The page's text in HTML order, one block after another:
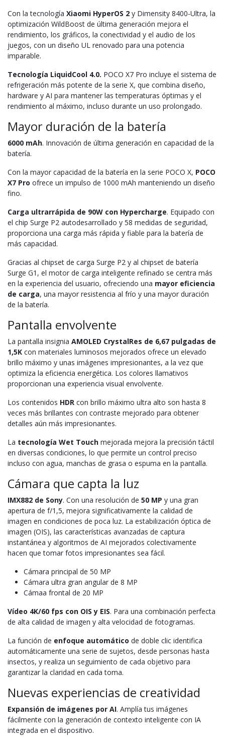
Con la tecnología Xiaomi HyperOS 2 y Dimensity 8400-Ultra, la
optimización WildBoost de última generación mejora el
rendimiento, los gráficos, la conectividad y el audio de los
juegos, con un diseño UL renovado para una potencia
imparable.
Tecnología LiquidCool 4.0. POCO X7 Pro incluye el sistema de
refrigeración más potente de la serie X, que combina diseño,
hardware y AI para mantener las temperaturas óptimas y el
rendimiento al máximo, incluso durante un uso prolongado.
Mayor duración de la batería
6000 mAh. Innovación de última generación en capacidad de la
batería.
Con la mayor capacidad de la batería en la serie POCO X, POCO
X7 Pro ofrece un impulso de 1000 mAh manteniendo un diseño
fino.
Carga ultrarrápida de 90W con Hypercharge. Equipado con
el chip Surge P2 autodesarrollado y 58 medidas de seguridad,
proporciona una carga más rápida y fiable para la batería de
más capacidad.
Gracias al chipset de carga Surge P2 y al chipset de batería
Surge G1, el motor de carga inteligente refinado se centra más
en la experiencia del usuario, ofreciendo una mayor eficiencia
de carga, una mayor resistencia al frío y una mayor duración
de la batería.
Pantalla envolvente
La pantalla insignia AMOLED CrystalRes de 6,67 pulgadas de
1,5K con materiales luminosos mejorados ofrece un elevado
brillo máximo y unas imágenes impresionantes, a la vez que
optimiza la eficiencia energética. Los colores llamativos
proporcionan una experiencia visual envolvente.
Los contenidos HDR con brillo máximo ultra alto son hasta 8
veces más brillantes con contraste mejorado para obtener
detalles aún más impresionantes.
La tecnología Wet Touch mejorada mejora la precisión táctil
en diversas condiciones, lo que permite un control preciso
incluso con agua, manchas de grasa o espuma en la pantalla.
Cámara que capta la luz
IMX882 de Sony. Con una resolución de 50 MP y una gran
apertura de f/1,5, mejora significativamente la calidad de
imagen en condiciones de poca luz. La estabilización óptica de
imagen (OIS), las características avanzadas de captura
instantánea y algoritmos de AI mejorados colectivamente
hacen que tomar fotos impresionantes sea fácil.
Cámara principal de 50 MP
Cámara ultra gran angular de 8 MP
Cámaa frontal de 20 MP
Vídeo 4K/60 fps con OIS y EIS. Para una combinación perfecta
de alta calidad de imagen y alta velocidad de fotogramas.
La función de enfoque automático de doble clic identifica
automáticamente una serie de sujetos, desde personas hasta
insectos, y realiza un seguimiento de cada objetivo para
garantizar la claridad en cada toma.
Nuevas experiencias de creatividad
Expansión de imágenes por AI. Amplía tus imágenes
fácilmente con la generación de contexto inteligente con IA
integrada en el dispositivo.